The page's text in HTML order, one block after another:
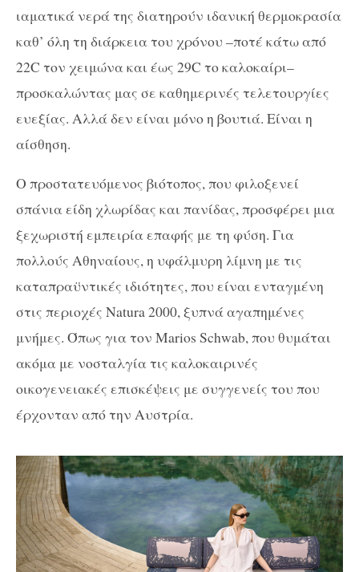
ιαματικά νερά της διατηρούν ιδανική θερμοκρασία
καθ’ όλη τη διάρκεια του χρόνου –ποτέ κάτω από
22C τον χειμώνα και έως 29C το καλοκαίρι–
προσκαλώντας μας σε καθημερινές τελετουργίες
ευεξίας. Αλλά δεν είναι μόνο η βουτιά. Είναι η
αίσθηση.
Ο προστατευόμενος βιότοπος, που φιλοξενεί
σπάνια είδη χλωρίδας και πανίδας, προσφέρει μια
ξεχωριστή εμπειρία επαφής με τη φύση. Για
πολλούς Αθηναίους, η υφάλμυρη λίμνη με τις
καταπραϋντικές ιδιότητες, που είναι ενταγμένη
στις περιοχές Natura 2000, ξυπνά αγαπημένες
μνήμες. Όπως για τον Marios Schwab, που θυμάται
ακόμα με νοσταλγία τις καλοκαιρινές
οικογενειακές επισκέψεις με συγγενείς του που
έρχονταν από την Αυστρία.